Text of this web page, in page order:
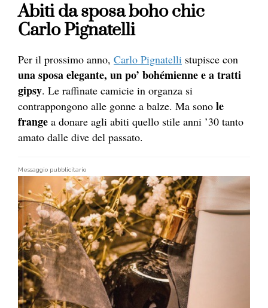
Abiti da sposa boho chic
Carlo Pignatelli
Per il prossimo anno, Carlo Pignatelli stupisce con
una sposa elegante, un po’ bohémienne e a tratti
gipsy. Le raffinate camicie in organza si
contrappongono alle gonne a balze. Ma sono le
frange a donare agli abiti quello stile anni ’30 tanto
amato dalle dive del passato.
Messaggio pubblicitario